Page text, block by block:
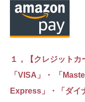
１，【クレジットカ
「VISA」・ 「
Express」・「ダイ